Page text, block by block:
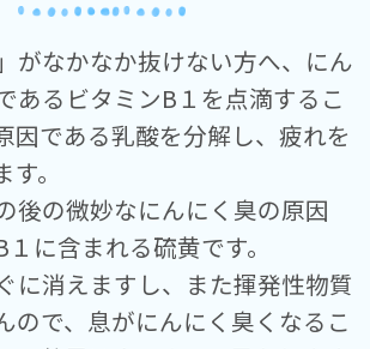
がなかなか抜けない方へ、にん
あるビタミンB１を点滴するこ
因である乳酸を分解し、疲れを
。
後の微妙なにんにく臭の原因
に含まれる硫黄です。
に消えますし、また揮発性物質
ので、息がにんにく臭くなるこ